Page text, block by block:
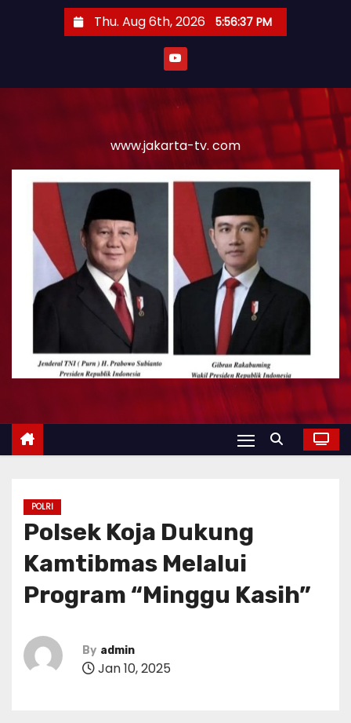
Thu. Aug 6th, 2026 5:56:38 PM
www.jakarta-tv. com
POLRI
Polsek Koja Dukung
Kamtibmas Melalui
Program “Minggu Kasih”
By admin
Jan 10, 2025